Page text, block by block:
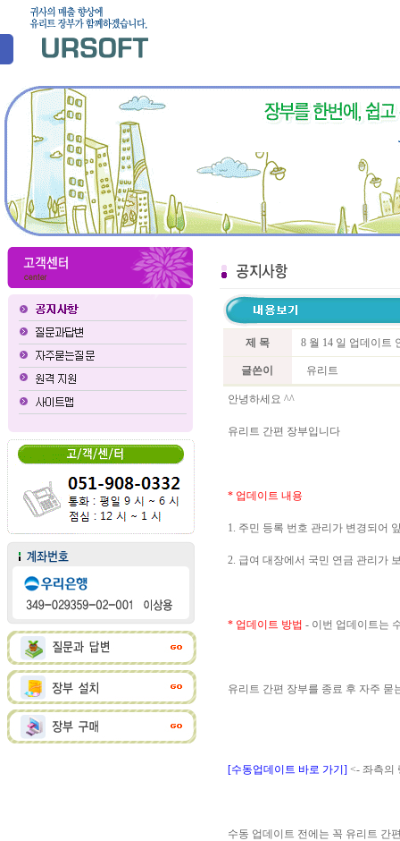
제 목 8 월 14 일 업데이트
글쓴이 유리트
안녕하세요 ^^
유리트 간편 장부입니다
* 업데이트 내용
1. 주민 등록 번호 관리가 변경되어
2. 급여 대장에서 국민 연금 관리가
* 업데이트 방법 - 이번 업데이트는
유리트 간편 장부를 종료 후 자주
[수동업데이트 바로 가기] <- 좌측의
수동 업데이트 전에는 꼭 유리트 간